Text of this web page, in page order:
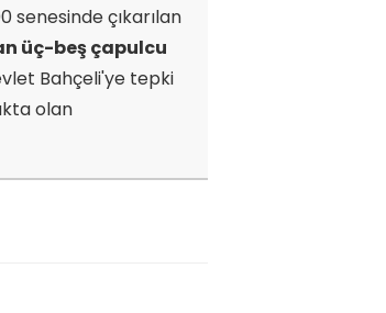
senesinde çıkarılan
üç-beş çapulcu
Bahçeli'ye tepki
olan